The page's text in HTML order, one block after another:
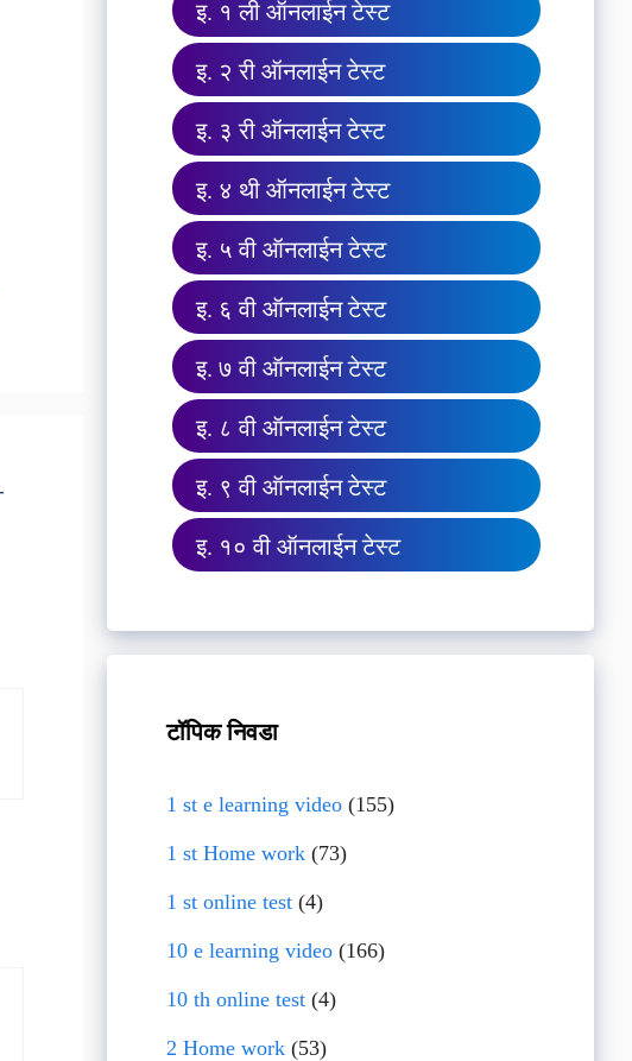
इ. १ ली ऑनलाईन टेस्ट
इ. २ री ऑनलाईन टेस्ट
इ. ३ री ऑनलाईन टेस्ट
इ. ४ थी ऑनलाईन टेस्ट
इ. ५ वी ऑनलाईन टेस्ट
इ. ६ वी ऑनलाईन टेस्ट
इ. ७ वी ऑनलाईन टेस्ट
इ. ८ वी ऑनलाईन टेस्ट
इ. ९ वी ऑनलाईन टेस्ट
इ. १० वी ऑनलाईन टेस्ट
टॉपिक निवडा
1 st e learning video (155)
1 st Home work (73)
1 st online test (4)
10 e learning video (166)
10 th online test (4)
2 Home work (53)